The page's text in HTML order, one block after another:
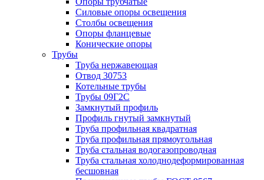
Силовые опоры освещения
Столбы освещения
Опоры фланцевые
Конические опоры
Трубы
Труба нержавеющая
Отвод 30753
Котельные трубы
Трубы 09Г2С
Замкнутый профиль
Профиль гнутый замкнутый
Труба профильная квадратная
Труба профильная прямоугольная
Труба стальная водогазопроводная
Труба стальная холоднодеформированная
бесшовная